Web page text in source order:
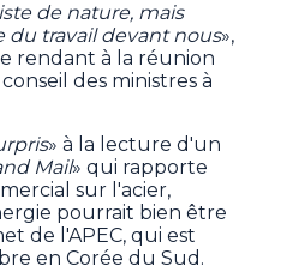
de nature, mais
du travail devant nous»,
rendant à la réunion
des ministres à
» à la lecture d'un
Mail» qui rapporte
sur l'acier,
pourrait bien être
de l'APEC, qui est
en Corée du Sud.